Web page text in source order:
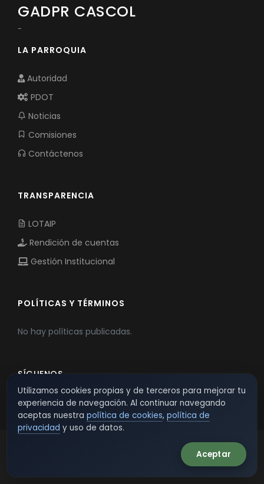
GADPR CASCOL
-
LA PARROQUIA
Autoridad
PDOT
Noticias
Comisiones
Contáctenos
TRANSPARENCIA
LOTAIP
Rendición de cuentas
Gestión Institucional
POLÍTICAS Y TÉRMINOS
No hay políticas publicadas.
SÍGUENOS
© 2026 TSW - TecnoServiWeb. All Rights Reserved.
Utilizamos cookies propias y de terceros para mejorar tu
experiencia de navegación. Al continuar navegando
aceptas nuestra política de cookies, política de
privacidad y uso de datos.
Aceptar